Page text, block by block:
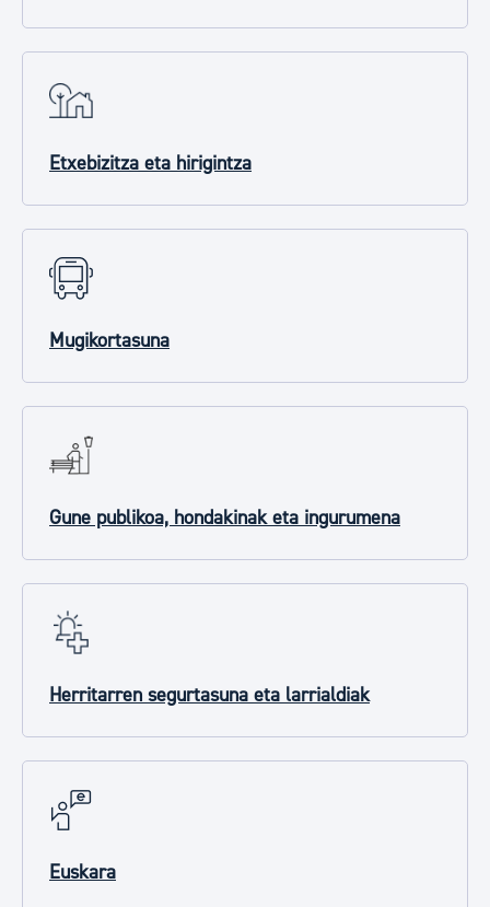
Etxebizitza eta hirigintza
Mugikortasuna
Gune publikoa, hondakinak eta ingurumena
Herritarren segurtasuna eta larrialdiak
Euskara